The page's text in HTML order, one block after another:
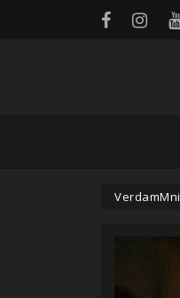
Panneau de gestion des